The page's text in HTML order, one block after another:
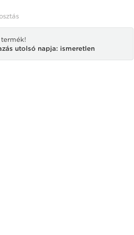
utolsó napja: ismeretlen